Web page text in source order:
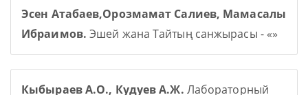
Эсен Атабаев,Орозмамат Салиев, Мамасалы
Ибраимов. Эшей жана Тайтың санжырасы - «»
Кыбыраев А.О., Кудуев А.Ж. Лабораторный